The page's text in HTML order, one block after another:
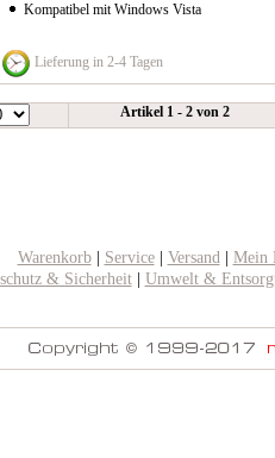
Kompatibel mit Windows Vista
Lieferung in 2-4 Tagen
Artikel 1 - 2 von 2
Warenkorb| Service| Versand| Mein
& Sicherheit| Umwelt &